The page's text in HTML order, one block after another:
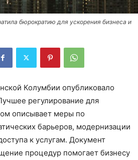
бюрократию для ускорения бизнеса и
Колумбии опубликовало
регулирование для
описывает меры по
барьеров, модернизации
к услугам. Документ
процедур помогает бизнесу